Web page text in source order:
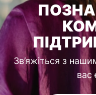
Зв’яжіться з
вас